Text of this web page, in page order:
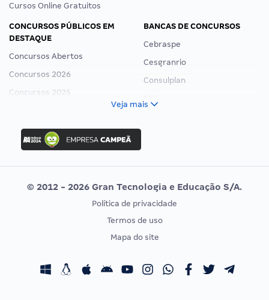
Cursos Online Gratuitos
CONCURSOS PÚBLICOS EM
DESTAQUE
Concursos Abertos
Concursos 2026
Concursos 2025
Concurso Ibama
Concurso MPU
Editais publicados
BANCAS DE CONCURSOS
Cebraspe
Cesgranrio
Consulplan
Vunesp
CONCURSOS POR PROFISSÃO
Concursos Fiscais
EXAME DE ORDEM
Calendário OAB
Veja mais
© 2012 - 2026 Gran Tecnologia e Educação S/A.
Política de privacidade
Termos de uso
Mapa do site